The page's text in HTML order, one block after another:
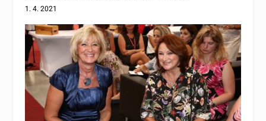
1. 4. 2021